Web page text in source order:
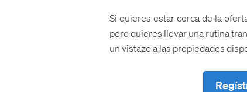
Si quieres estar cerca de la
pero quieres llevar una rutina
un vistazo a las propiedades